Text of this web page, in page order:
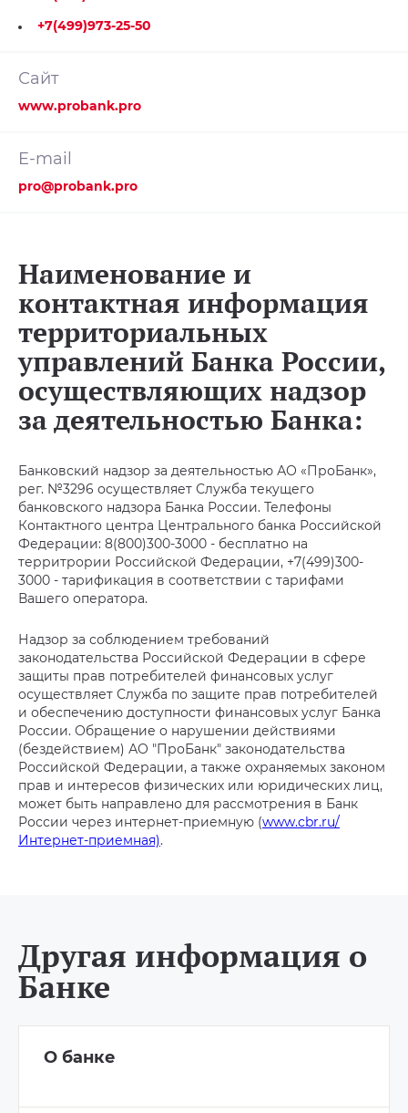
+7(499)973-25-50
Сайт
www.probank.pro
E-mail
pro@probank.pro
Наименование и
контактная информация
территориальных
управлений Банка России,
осуществляющих надзор
за деятельностью Банка:
Банковский надзор за деятельностью АО «ПроБанк»,
рег. №3296 осуществляет Служба текущего
банковского надзора Банка России. Телефоны
Контактного центра Центрального банка Российской
Федерации: 8(800)300-3000 - бесплатно на
территрории Российской Федерации, +7(499)300-
3000 - тарификация в соответствии с тарифами
Вашего оператора.
Надзор за соблюдением требований
законодательства Российской Федерации в сфере
защиты прав потребителей финансовых услуг
осуществляет Служба по защите прав потребителей
и обеспечению доступности финансовых услуг Банка
России. Обращение о нарушении действиями
(бездействием) АО "ПроБанк" законодательства
Российской Федерации, а также охраняемых законом
прав и интересов физических или юридических лиц,
может быть направлено для рассмотрения в Банк
России через интернет-приемную (www.cbr.ru/
Интернет-приемная).
Другая информация о
Банке
О банке